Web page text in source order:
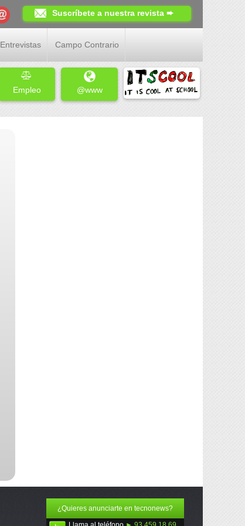
Suscríbete a nuestra revista ➨
Entrevistas Campo Contrario
Empleo @www
¿Quieres anunciarte en tecnonews?